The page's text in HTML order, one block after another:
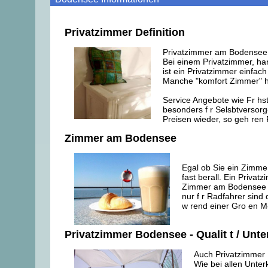
Privatzimmer Definition
Privatzimmer am
Bei einem Privatzimmer,
ist ein Privatzimmer
Manche "komfort Zimmer"
Service Angebote wie Fr
besonders f r
Preisen wieder, so geh ren
Zimmer am Bodensee
Egal ob Sie ein
fast berall. Ein
Zimmer am
nur f r Radfahrer sind
w rend einer Gro en
Privatzimmer Bodensee - Qualit t /
Auch
Wie bei allen